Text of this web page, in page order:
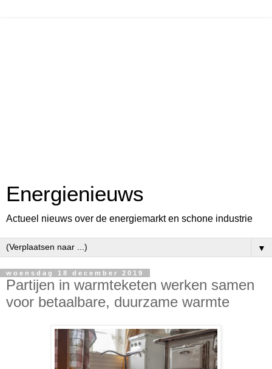
Energienieuws
Actueel nieuws over de energiemarkt en schone industrie
▼
woensdag 18 december 2019
Partijen in warmteketen werken samen
voor betaalbare, duurzame warmte